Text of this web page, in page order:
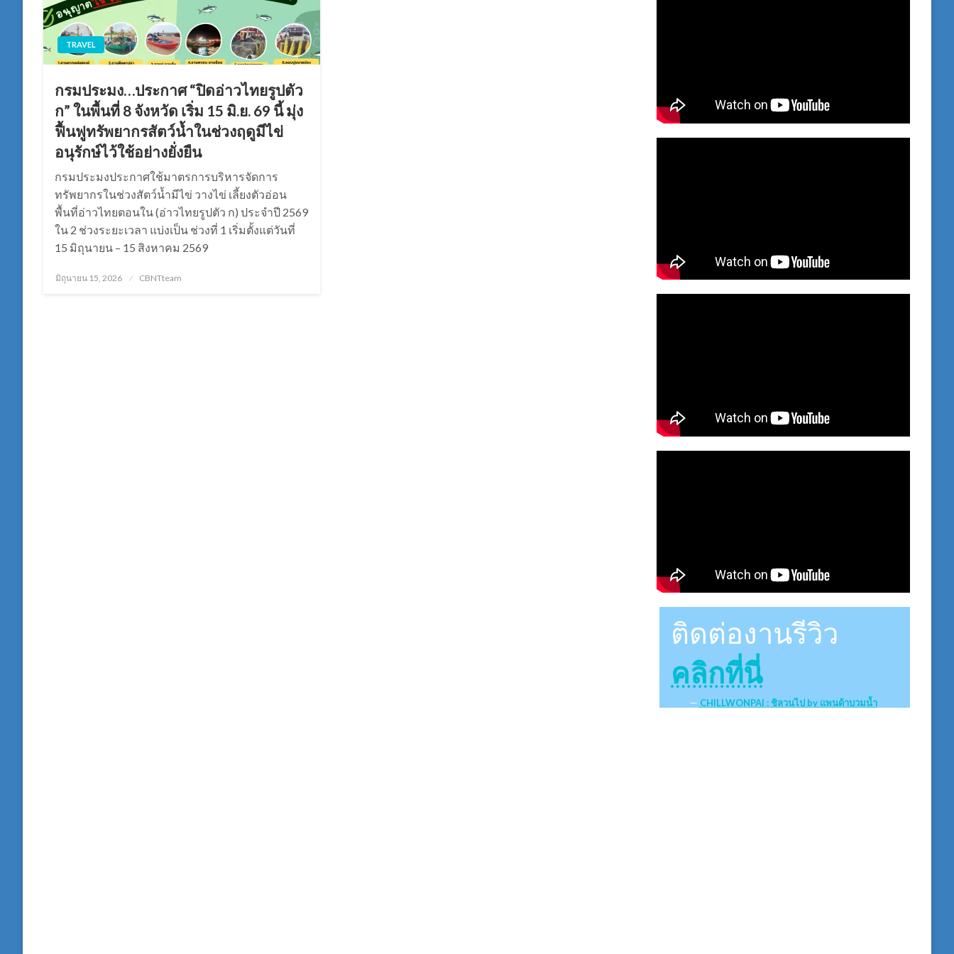
TRAVEL
กรมประมง…ประกาศ “ปิดอ่าวไทยรูปตัว
ก” ในพื้นที่ 8 จังหวัด เริ่ม 15 มิ.ย. 69 นี้ มุ่ง
ฟื้นฟูทรัพยากรสัตว์น้ำในช่วงฤดูมีไข่
อนุรักษ์ไว้ใช้อย่างยั่งยืน
กรมประมงประกาศใช้มาตรการบริหารจัดการ
ทรัพยากรในช่วงสัตว์น้ำมีไข่ วางไข่ เลี้ยงตัวอ่อน
พื้นที่อ่าวไทยตอนใน (อ่าวไทยรูปตัว ก) ประจำปี 2569
ใน 2 ช่วงระยะเวลา แบ่งเป็น ช่วงที่ 1 เริ่มตั้งแต่วันที่
15 มิถุนายน – 15 สิงหาคม 2569
Posted
on
มิถุนายน 15, 2026 CBNTteam
ติดต่องานรีวิว
คลิกที่นี่
CHILLWONPAI : ชิลวนไป by แพนด้าบวมน้ำ